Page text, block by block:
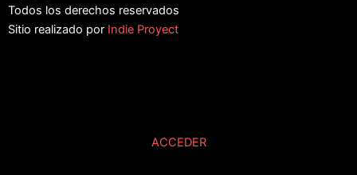
Todos los derechos reservados
Sitio realizado por Indie Proyect
ACCEDER